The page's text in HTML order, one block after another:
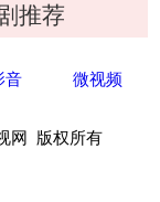
推荐
音
微视频
网 版权所有